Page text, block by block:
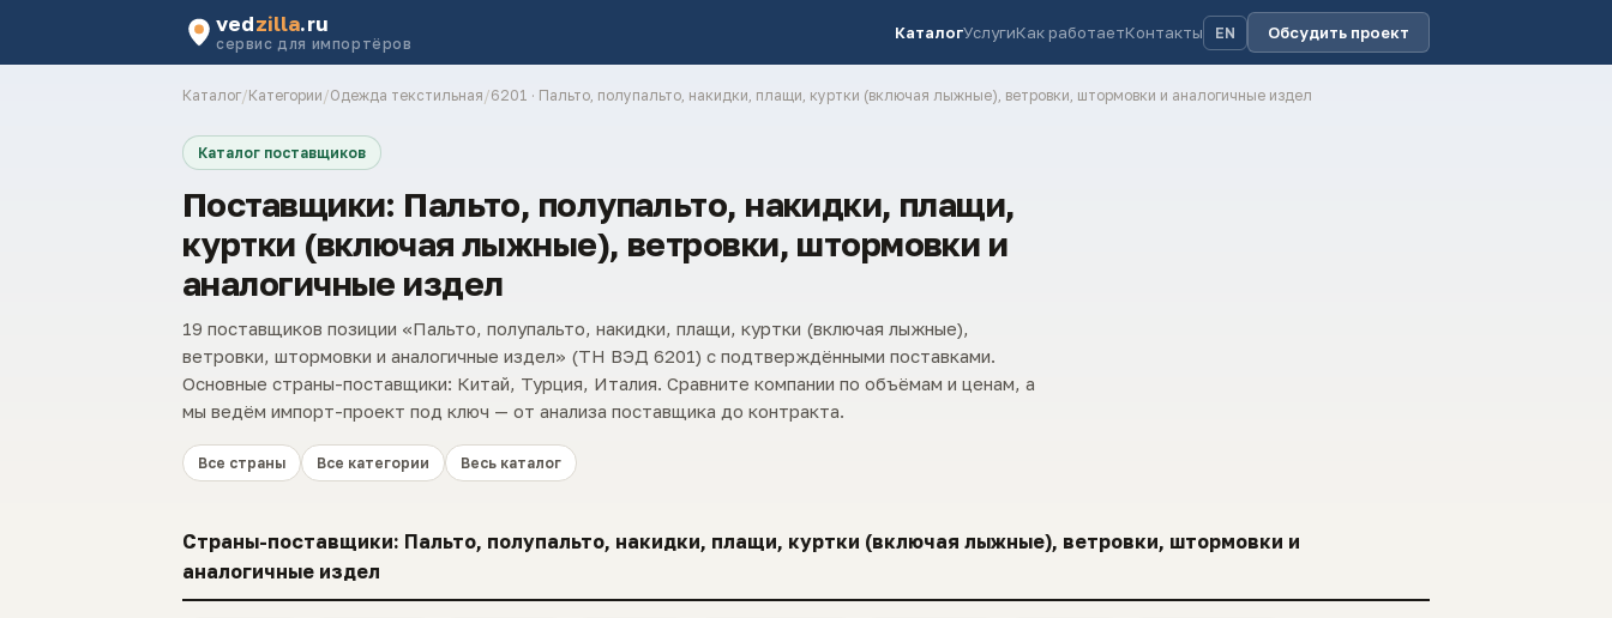
vedzilla.ru
сервис для импортёров
КаталогУслугиКак работаетКонтакты EN Обсудить проект
Каталог/Категории/Одежда текстильная/6201 · Пальто, полупальто, накидки, плащи, куртки (включая лыжные), ветровки, штормовки и аналогичные издел
Каталог поставщиков
Поставщики: Пальто, полупальто, накидки, плащи,
куртки (включая лыжные), ветровки, штормовки и
аналогичные издел
19 поставщиков позиции «Пальто, полупальто, накидки, плащи, куртки (включая лыжные),
ветровки, штормовки и аналогичные издел» (ТН ВЭД 6201) с подтверждёнными поставками.
Основные страны-поставщики: Китай, Турция, Италия. Сравните компании по объёмам и ценам, а
мы ведём импорт-проект под ключ — от анализа поставщика до контракта.
Все страны Все категории Весь каталог
Страны-поставщики: Пальто, полупальто, накидки, плащи, куртки (включая лыжные), ветровки, штормовки и
аналогичные издел